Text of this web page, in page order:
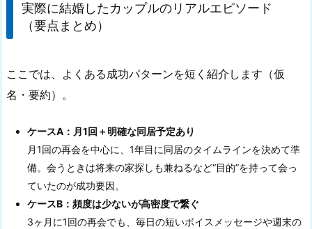
実際に結婚したカップルのリアルエピソード
（要点まとめ）
ここでは、よくある成功パターンを短く紹介します（仮
名・要約）。
ケースA：月1回＋明確な同居予定あり
月1回の再会を中心に、1年目に同居のタイムラインを決めて準
備。会うときは将来の家探しも兼ねるなど“目的”を持って会っ
ていたのが成功要因。
ケースB：頻度は少ないが高密度で繋ぐ
3ヶ月に1回の再会でも、毎日の短いボイスメッセージや週末の